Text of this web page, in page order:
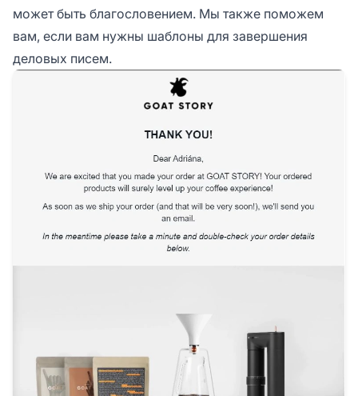
может быть благословением. Мы также поможем
вам, если вам нужны шаблоны для завершения
деловых писем.